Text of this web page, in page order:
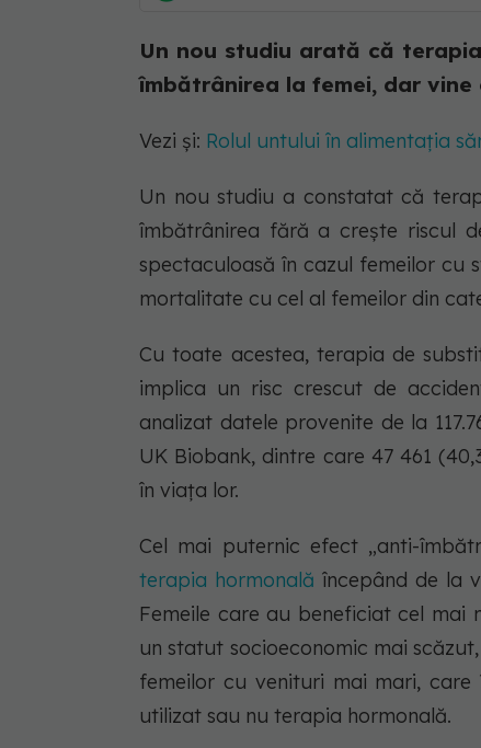
Un nou studiu arată că
îmbătrânirea la femei, dar
Vezi și: Rolul untului în alimentația
Un nou studiu a constatat că
îmbătrânirea fără a crește riscul
spectaculoasă în cazul femeilor cu
mortalitate cu cel al femeilor din
Cu toate acestea, terapia de
implica un risc crescut de
analizat datele provenite de la
UK Biobank, dintre care 47 461
în viața lor.
Cel mai puternic efect „anti-
terapia hormonală începând de la
Femeile care au beneficiat cel
un statut socioeconomic mai
femeilor cu venituri mai mari,
utilizat sau nu terapia hormonală.